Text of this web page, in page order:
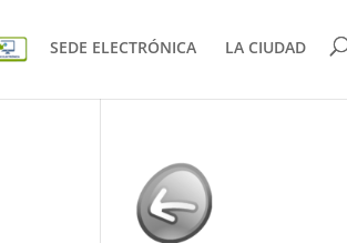
SEDE ELECTRÓNICA LA CIUDAD